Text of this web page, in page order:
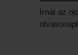
Írnál az